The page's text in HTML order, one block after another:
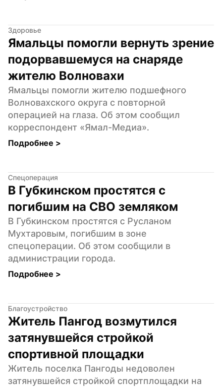
Здоровье
Ямальцы помогли вернуть зрение
подорвавшемуся на снаряде
жителю Волновахи
Ямальцы помогли жителю подшефного
Волновахского округа с повторной
операцией на глаза. Об этом сообщил
корреспондент «Ямал-Медиа».
Подробнее >
Спецоперация
В Губкинском простятся с
погибшим на СВО земляком
В Губкинском простятся с Русланом
Мухтаровым, погибшим в зоне
спецоперации. Об этом сообщили в
администрации города.
Подробнее >
Благоустройство
Житель Пангод возмутился
затянувшейся стройкой
спортивной площадки
Житель поселка Пангоды недоволен
затянувшейся стройкой спортплощадки на